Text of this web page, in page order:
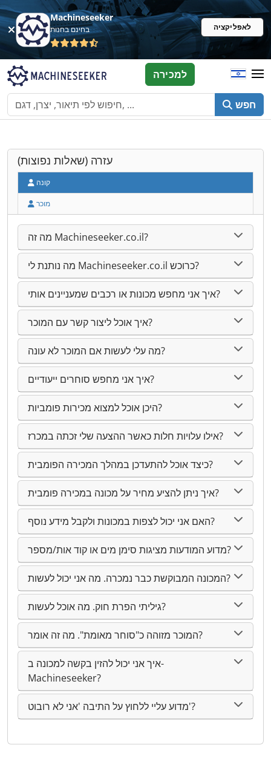
Machineseeker
בחינם בחנות לאפליקציה
חפש
למכירה
עזרה (שאלות נפוצות)
קונה
מוכר
מה זה Machineseeker.co.il?
מה נותנת לי Machineseeker.co.il כרוכש?
איך אני מחפש מכונות או רכבים שמעניינים אותי?
איך אוכל ליצור קשר עם המוכר?
מה עלי לעשות אם המוכר לא עונה?
איך אני מחפש סוחרים ייעודיים?
היכן אוכל למצוא מכירות פומביות?
אילו עלויות חלות כאשר ההצעה שלי זכתה במכרז?
כיצד אוכל להתעדכן במהלך המכירה הפומבית?
איך ניתן להציע מחיר על מכונה במכירה פומבית?
האם אני יכול לצפות במכונות ולקבל מידע נוסף?
מדוע המודעות מציגות סימן מים או קוד אות/מספר?
המכונה המבוקשת כבר נמכרה. מה אני יכול לעשות?
גיליתי הפרת חוק. מה אוכל לעשות?
המוכר מזוהה כ"סוחר מאומת". מה זה אומר?
איך אני יכול להזין בקשה למכונה ב-
Machineseeker?
מדוע עליי ללחוץ על התיבה 'אני לא רובוט'?